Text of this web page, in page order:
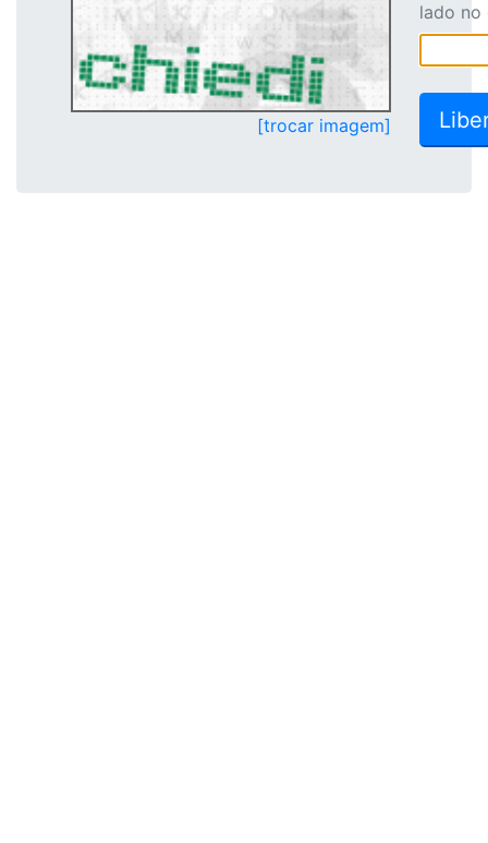
[trocar imagem]
lado no